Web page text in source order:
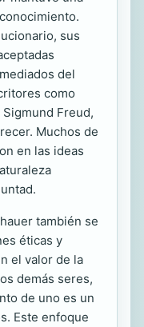
sus
del
como
Freud,
Muchos de
en las ideas
también se
éticas y
el valor de la
demás seres,
de uno es un
Este enfoque